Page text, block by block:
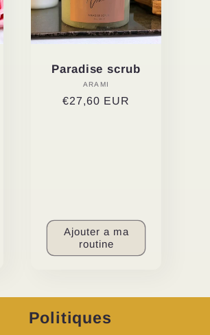
Paradise scrub
Distributeur :
ARAMI
Prix
€27,60 EUR
Ajouter a ma
routine
Politiques